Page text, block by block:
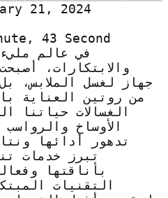
21, 2024
43 Second
في عالم
والابتكارات،
جهاز لغسل الملابس،
من روتين العناية
الغسالات حياتنا
الأوساخ
تدهور أدائها
تبرز خدمات
بأناقتها
التقنيات